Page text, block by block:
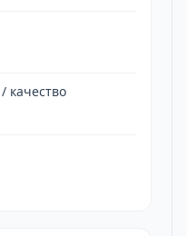
качество